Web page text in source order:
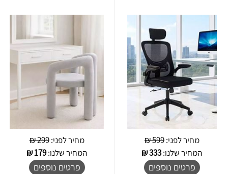
מחיר לפני:599 ₪
המחיר שלנו:333
₪
פרטים נוספים
מחיר לפני:299 ₪
המחיר שלנו:179
₪
פרטים נוספים